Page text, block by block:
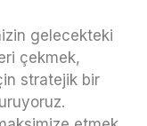
gelecekteki
çekmek,
stratejik bir